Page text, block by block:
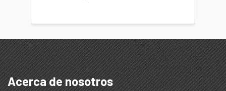
Acerca de nosotros